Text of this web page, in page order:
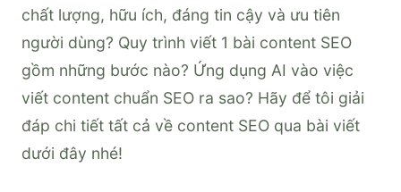
chất lượng, hữu ích, đáng tin cậy và ưu tiên
người dùng? Quy trình viết 1 bài content SEO
gồm những bước nào? Ứng dụng AI vào việc
viết content chuẩn SEO ra sao? Hãy để tôi giải
đáp chi tiết tất cả về content SEO qua bài viết
dưới đây nhé!